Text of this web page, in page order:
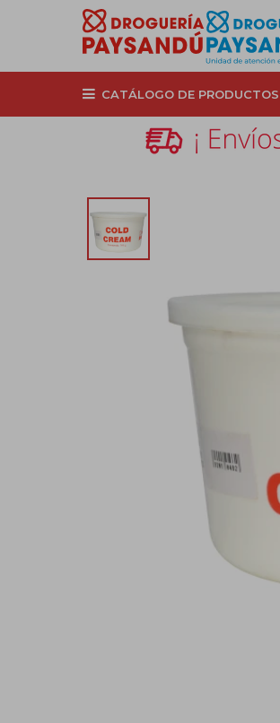
CATÁLOGO DE PRODUCTOS